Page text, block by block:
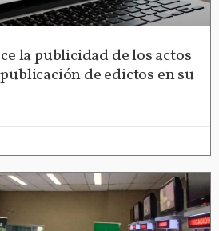
la publicidad de los actos
de edictos en su